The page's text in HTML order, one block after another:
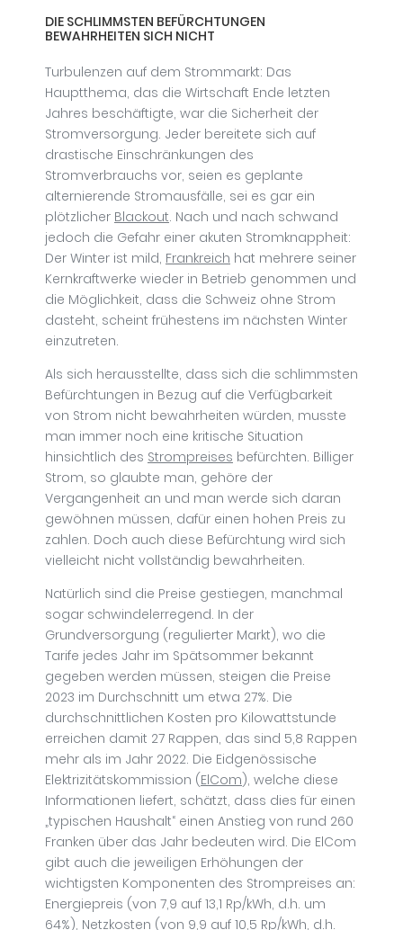
DIE SCHLIMMSTEN BEFÜRCHTUNGEN
BEWAHRHEITEN SICH NICHT
Turbulenzen auf dem Strommarkt: Das
Hauptthema, das die Wirtschaft Ende letzten
Jahres beschäftigte, war die Sicherheit der
Stromversorgung. Jeder bereitete sich auf
drastische Einschränkungen des
Stromverbrauchs vor, seien es geplante
alternierende Stromausfälle, sei es gar ein
plötzlicher Blackout. Nach und nach schwand
jedoch die Gefahr einer akuten Stromknappheit:
Der Winter ist mild, Frankreich hat mehrere seiner
Kernkraftwerke wieder in Betrieb genommen und
die Möglichkeit, dass die Schweiz ohne Strom
dasteht, scheint frühestens im nächsten Winter
einzutreten.
Als sich herausstellte, dass sich die schlimmsten
Befürchtungen in Bezug auf die Verfügbarkeit
von Strom nicht bewahrheiten würden, musste
man immer noch eine kritische Situation
hinsichtlich des Strompreises befürchten. Billiger
Strom, so glaubte man, gehöre der
Vergangenheit an und man werde sich daran
gewöhnen müssen, dafür einen hohen Preis zu
zahlen. Doch auch diese Befürchtung wird sich
vielleicht nicht vollständig bewahrheiten.
Natürlich sind die Preise gestiegen, manchmal
sogar schwindelerregend. In der
Grundversorgung (regulierter Markt), wo die
Tarife jedes Jahr im Spätsommer bekannt
gegeben werden müssen, steigen die Preise
2023 im Durchschnitt um etwa 27%. Die
durchschnittlichen Kosten pro Kilowattstunde
erreichen damit 27 Rappen, das sind 5,8 Rappen
mehr als im Jahr 2022. Die Eidgenössische
Elektrizitätskommission (ElCom), welche diese
Informationen liefert, schätzt, dass dies für einen
„typischen Haushalt“ einen Anstieg von rund 260
Franken über das Jahr bedeuten wird. Die ElCom
gibt auch die jeweiligen Erhöhungen der
wichtigsten Komponenten des Strompreises an:
Energiepreis (von 7,9 auf 13,1 Rp/kWh, d.h. um
64%), Netzkosten (von 9,9 auf 10,5 Rp/kWh, d.h.